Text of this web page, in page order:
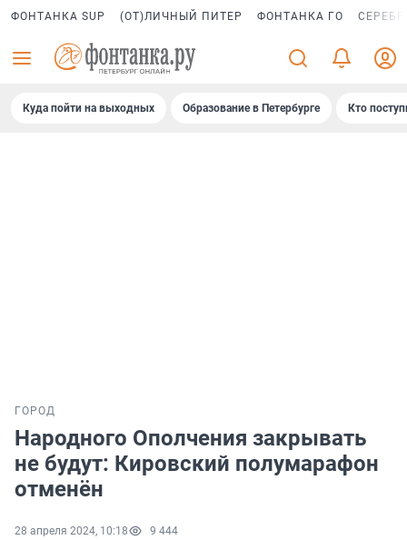
ФОНТАНКА SUP (ОТ)ЛИЧНЫЙ ПИТЕР ФОНТАНКА ГО
Куда пойти на выходных Образование в Петербурге Кто
ГОРОД
Народного Ополчения закрывать
не будут: Кировский полумарафон
отменён
28 апреля 2024, 10:18 9 444